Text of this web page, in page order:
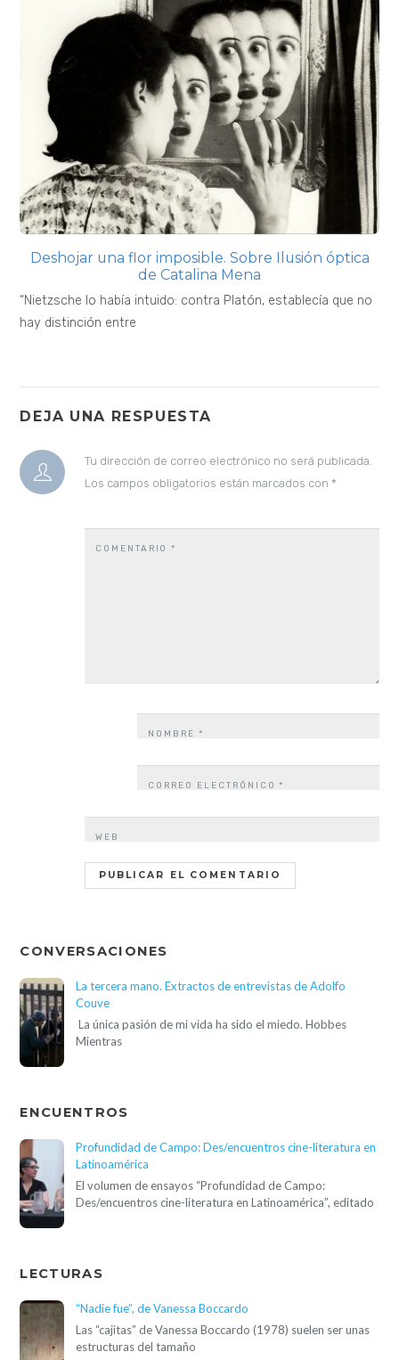
Deshojar una flor imposible. Sobre Ilusión óptica
de Catalina Mena
“Nietzsche lo había intuido: contra Platón, establecía que no
hay distinción entre
DEJA UNA RESPUESTA
Tu dirección de correo electrónico no será publicada.
Los campos obligatorios están marcados con *
COMENTARIO*
NOMBRE*
CORREO ELECTRÓNICO*
WEB
CONVERSACIONES
La tercera mano. Extractos de entrevistas de Adolfo
Couve
La única pasión de mi vida ha sido el miedo. Hobbes
Mientras
ENCUENTROS
Profundidad de Campo: Des/encuentros cine-literatura en
Latinoamérica
El volumen de ensayos “Profundidad de Campo:
Des/encuentros cine-literatura en Latinoamérica”, editado
LECTURAS
“Nadie fue”, de Vanessa Boccardo
Las “cajitas” de Vanessa Boccardo (1978) suelen ser unas
estructuras del tamaño